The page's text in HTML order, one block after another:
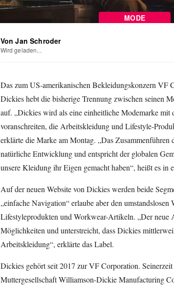
MODE
Von Jan Schroder
Wird geladen...
Das zum US-amerikanischen Bekleidungskonzern VF
Dickies hebt die bisherige Trennung zwischen seinen
auf. „Dickies wird als eine einheitliche Modemarke mit
voranschreiten, die Arbeitskleidung und Lifestyle-
erklärte die Marke am Montag. „Das Zusammenführen
natürliche Entwicklung und entspricht der globalen
unsere Kleidung ihr Eigen gemacht haben“, heißt es in
Auf der neuen Website von Dickies werden beide
„einfache Navigation“ erlaube aber den umstandslosen
Lifestyleprodukten und Workwear-Artikeln. „Der neue
Möglichkeiten und unterstreicht, dass Dickies
Arbeitskleidung“, erklärte das Label.
Dickies gehört seit 2017 zur VF Corporation.
Muttergesellschaft Williamson-Dickie Manufacturing